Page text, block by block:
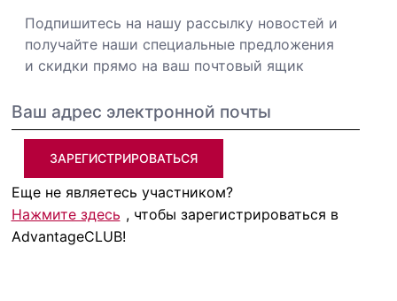
Подпишитесь на нашу рассылку новостей и
получайте наши специальные предложения
и скидки прямо на ваш почтовый ящик
ЗАРЕГИСТРИРОВАТЬСЯ
Еще не являетесь участником?
Нажмите здесь , чтобы зарегистрироваться в
AdvantageCLUB!